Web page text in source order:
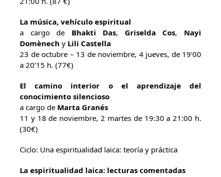
La música, vehículo espiritual
a cargo de Bhakti Das, Griselda Cos, Nayi
Domènech y Lili Castella
23 de octubre – 13 de noviembre, 4 jueves, de 19’00
a 20’15 h. (77€)
El camino interior o el aprendizaje del
conocimiento silencioso
a cargo de Marta Granés
11 y 18 de noviembre, 2 martes de 19:30 a 21:00 h.
(30€)
Ciclo: Una espiritualidad laica: teoría y práctica
La espiritualidad laica: lecturas comentadas